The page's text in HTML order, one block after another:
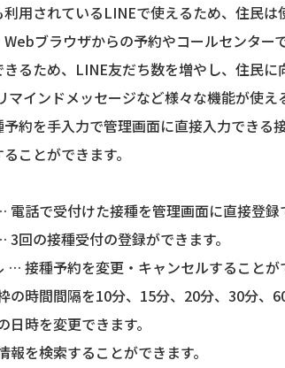
用されているLINEで使えるため、住民
ブラウザからの予約やコールセンタ
るため、LINE友だち数を増やし、住民に
マインドメッセージなど様々な機能が使え
約を手入力で管理画面に直接入力でき
ことができます。
話で受付けた接種を管理画面に直接登録
回の接種受付の登録ができます。
接種予約を変更・キャンセルすることが
時間間隔を10分、15分、20分、30分、
時を変更できます。
を検索することができます。